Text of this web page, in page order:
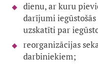
dienu, ar kuru
darījumi
uzskatīti par
reorganizācijas
darbiniekiem;